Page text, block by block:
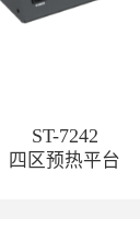
ST-7242
四区预热平台